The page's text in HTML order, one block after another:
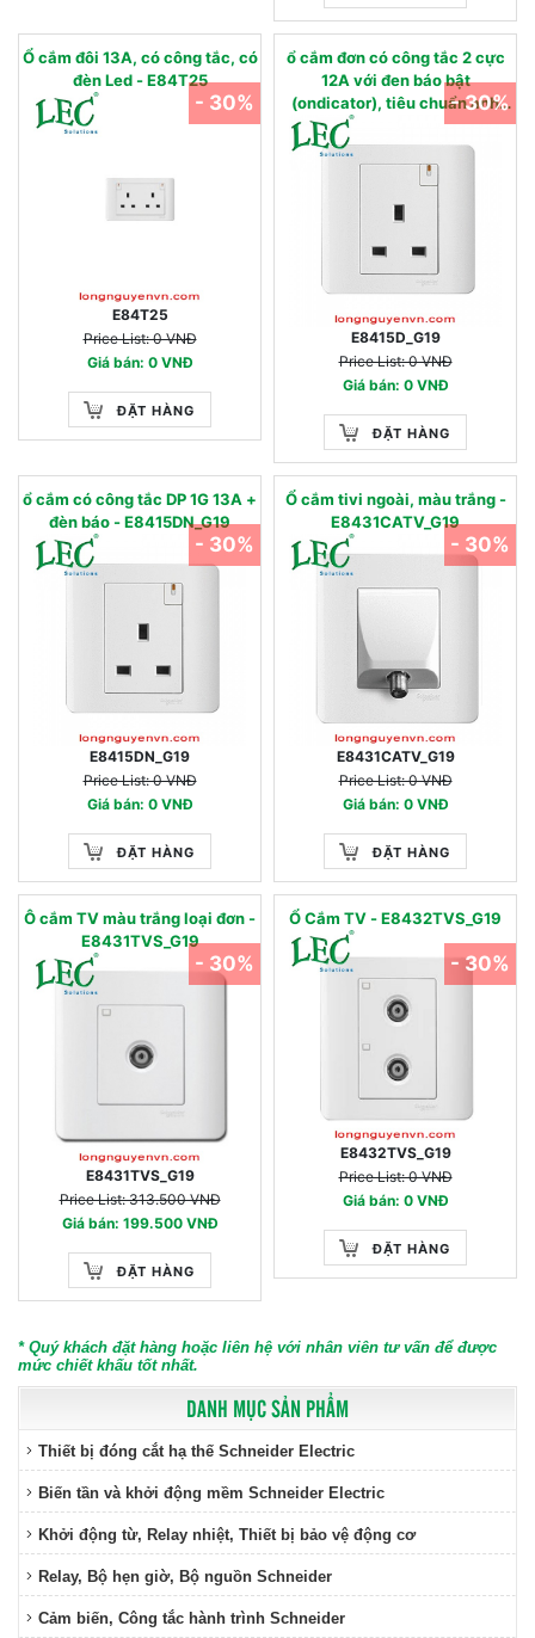
DANH MỤC SẢN PHẨM
Thiết bị đóng cắt hạ thế Schneider Electric
Biến tần và khởi động mềm Schneider Electric
Khởi động từ, Relay nhiệt, Thiết bị bảo vệ động cơ
Relay, Bộ hẹn giờ, Bộ nguồn Schneider
Cảm biến, Công tắc hành trình Schneider
Ổ cắm đôi 13A, có công tắc, có
đèn Led - E84T25
E84T25
Price List: 0 VNĐ
Giá bán: 0 VNĐ
ĐẶT HÀNG
- 30%
ổ cắm đơn có công tắc 2 cực
12A với đen báo bật
(ondicator), tiêu chuẩn anh
quốc - E8415D_G19
E8415D_G19
Price List: 0 VNĐ
Giá bán: 0 VNĐ
ĐẶT HÀNG
- 30%
ổ cắm có công tắc DP 1G 13A +
đèn báo - E8415DN_G19
E8415DN_G19
Price List: 0 VNĐ
Giá bán: 0 VNĐ
ĐẶT HÀNG
- 30%
Ổ cắm tivi ngoài, màu trắng -
E8431CATV_G19
E8431CATV_G19
Price List: 0 VNĐ
Giá bán: 0 VNĐ
ĐẶT HÀNG
- 30%
Ô cắm TV màu trắng loại đơn -
E8431TVS_G19
E8431TVS_G19
Price List: 313.500 VNĐ
Giá bán: 199.500 VNĐ
ĐẶT HÀNG
- 30%
Ổ Cắm TV - E8432TVS_G19
E8432TVS_G19
Price List: 0 VNĐ
Giá bán: 0 VNĐ
ĐẶT HÀNG
- 30%
* Quý khách đặt hàng hoặc liên hệ với nhân viên tư vấn để được
mức chiết khấu tốt nhất.